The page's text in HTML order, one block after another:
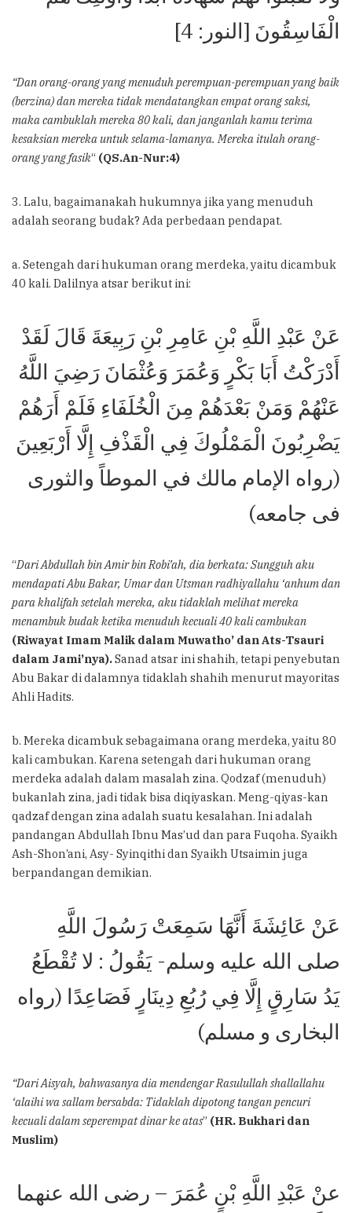
الْفَاسِقُونَ [النور: 4]
“Dan orang-orang yang menuduh perempuan-perempuan yang baik
(berzina) dan mereka tidak mendatangkan empat orang saksi,
maka cambuklah mereka 80 kali, dan janganlah kamu terima
kesaksian mereka untuk selama-lamanya. Mereka itulah orang-
orang yang fasik“ (QS.An-Nur:4)
3. Lalu, bagaimanakah hukumnya jika yang menuduh
adalah seorang budak? Ada perbedaan pendapat.
a. Setengah dari hukuman orang merdeka, yaitu dicambuk
40 kali. Dalilnya atsar berikut ini:
عَنْ عَبْدِ اللَّهِ بْنِ عَامِرِ بْنِ رَبِيعَةَ قَالَ لَقَدْ
أَدْرَكْتُ أَبَا بَكْرٍ وَعُمَرَ وَعُثْمَانَ رَضِيَ اللَّهُ
عَنْهُمْ وَمَنْ بَعْدَهُمْ مِنَ الْخُلَفَاءِ فَلَمْ أَرَهُمْ
يَضْرِبُونَ الْمَمْلُوكَ فِي الْقَذْفِ إِلَّا أَرْبَعِينَ
(رواه الإمام مالك في الموطاً والثورى
فى جامعه)
“Dari Abdullah bin Amir bin Robi’ah, dia berkata: Sungguh aku
mendapati Abu Bakar, Umar dan Utsman radhiyallahu ‘anhum dan
para khalifah setelah mereka, aku tidaklah melihat mereka
menambuk budak ketika menuduh kecuali 40 kali cambukan
(Riwayat Imam Malik dalam Muwatho’ dan Ats-Tsauri
dalam Jami’nya).Sanad atsar ini shahih, tetapi penyebutan
Abu Bakar di dalamnya tidaklah shahih menurut mayoritas
Ahli Hadits.
b. Mereka dicambuk sebagaimana orang merdeka, yaitu 80
kali cambukan. Karena setengah dari hukuman orang
merdeka adalah dalam masalah zina. Qodzaf (menuduh)
bukanlah zina, jadi tidak bisa diqiyaskan. Meng-qiyas-kan
qadzaf dengan zina adalah suatu kesalahan. Ini adalah
pandangan Abdullah Ibnu Mas’ud dan para Fuqoha. Syaikh
Ash-Shon’ani, Asy- Syinqithi dan Syaikh Utsaimin juga
berpandangan demikian.
صلى الله عليه وسلم- يَقُولُ : لا تُقْطَعُ
يَدُ سَارِقٍ إِلَّا فِي رُبُعِ دِينَارٍ فَصَاعِدًا (رواه
البخاری و مسلم)
“Dari Aisyah, bahwasanya dia mendengar Rasulullah shallallahu
‘alaihi wa sallam bersabda: Tidaklah dipotong tangan pencuri
kecuali dalam seperempat dinar ke atas” (HR. Bukhari dan
Muslim)
عنْ عَبْدِ اللَّهِ بْنِ عُمَرَ – رضى الله عنهما